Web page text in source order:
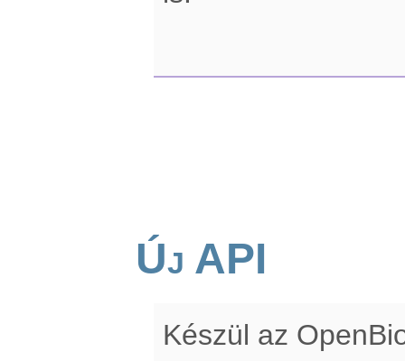
Új API
Készül az